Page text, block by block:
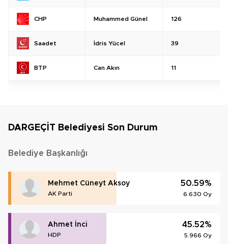
CHP Muhammed Günel 126
Saadet İdris Yücel 39
BTP Can Akın 11
DARGEÇİT Belediyesi Son Durum
Belediye Başkanlığı
Mehmet Cüneyt Aksoy
AK Parti
50.59%
6.630 Oy
Ahmet İnci
HDP
45.52%
5.966 Oy